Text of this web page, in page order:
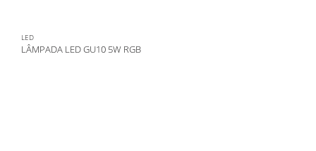
LED
LÂMPADA LED GU10 5W RGB